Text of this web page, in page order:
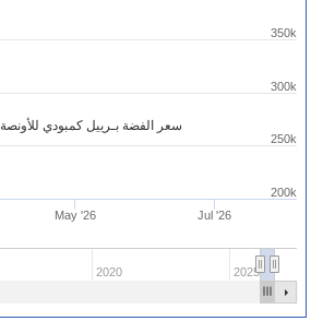
سعر الفضة بـرييل كمبودي للأونصة
May '26 Jul '26
2020 2025
200k
250k
300k
350k